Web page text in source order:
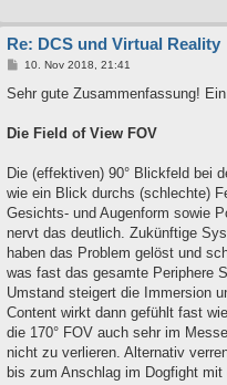
Re: DCS und Virtual Reality
B
i
a
10. Nov 2018, 21:41
Sehr gute Zusammenfassung!
Die Field of View FOV
Die (effektiven) 90° Blickfeld bei
wie ein Blick durchs (schlechte)
Gesichts- und Augenform sowie
nervt das deutlich. Zukünftige
haben das Problem gelöst und
was fast das gesamte Periphere
Umstand steigert die Immersion
Content wirkt dann gefühlt fast
die 170° FOV auch sehr im
nicht zu verlieren. Alternativ
bis zum Anschlag im Dogfight mit